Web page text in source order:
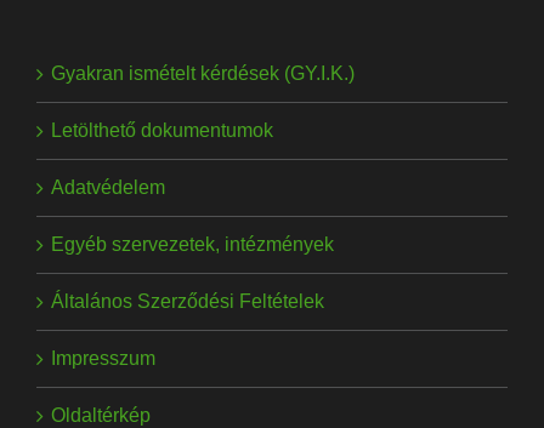
Gyakran ismételt kérdések (GY.I.K.)
Letölthető dokumentumok
Adatvédelem
Egyéb szervezetek, intézmények
Általános Szerződési Feltételek
Impresszum
Oldaltérkép